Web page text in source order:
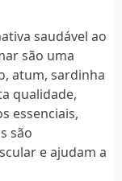
saudável ao
são uma
atum, sardinha
qualidade,
essenciais,
são
e ajudam a